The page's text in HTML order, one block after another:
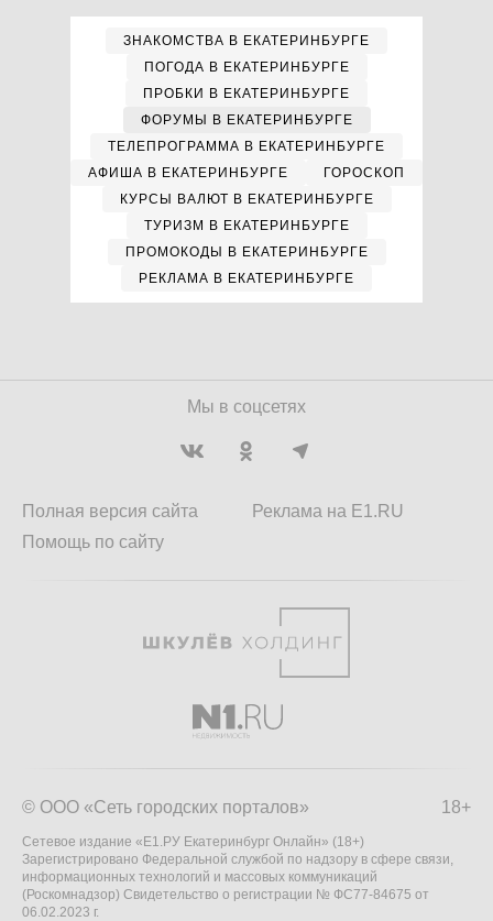
ЗНАКОМСТВА В ЕКАТЕРИНБУРГЕ
ПОГОДА В ЕКАТЕРИНБУРГЕ
ПРОБКИ В ЕКАТЕРИНБУРГЕ
ФОРУМЫ В ЕКАТЕРИНБУРГЕ
ТЕЛЕПРОГРАММА В ЕКАТЕРИНБУРГЕ
АФИША В ЕКАТЕРИНБУРГЕ
ГОРОСКОП
КУРСЫ ВАЛЮТ В ЕКАТЕРИНБУРГЕ
ТУРИЗМ В ЕКАТЕРИНБУРГЕ
ПРОМОКОДЫ В ЕКАТЕРИНБУРГЕ
РЕКЛАМА В ЕКАТЕРИНБУРГЕ
Мы в соцсетях
Полная версия сайта
Помощь по сайту
Реклама на E1.RU
18+
© ООО «Сеть городских порталов»
Сетевое издание «Е1.РУ Екатеринбург Онлайн» (18+)
Зарегистрировано Федеральной службой по надзору в сфере связи,
информационных технологий и массовых коммуникаций
(Роскомнадзор) Свидетельство о регистрации № ФС77-84675 от
06.02.2023 г.